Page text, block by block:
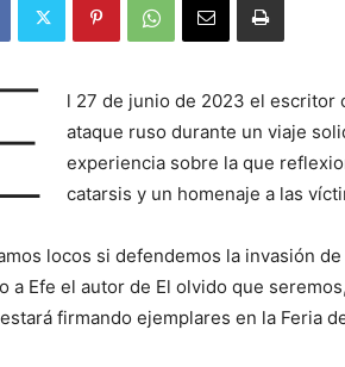
l 27 de junio de 2023 el escritor
ataque ruso durante un viaje
experiencia sobre la que
catarsis y un homenaje a las
locos si defendemos la invasión
a Efe el autor de El olvido que
firmando ejemplares en la Feria